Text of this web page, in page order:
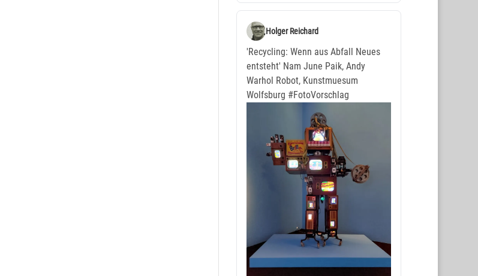
Holger Reichard
'Recycling: Wenn aus Abfall Neues
entsteht' Nam June Paik, Andy
Warhol Robot, Kunstmuesum
Wolfsburg #FotoVorschlag